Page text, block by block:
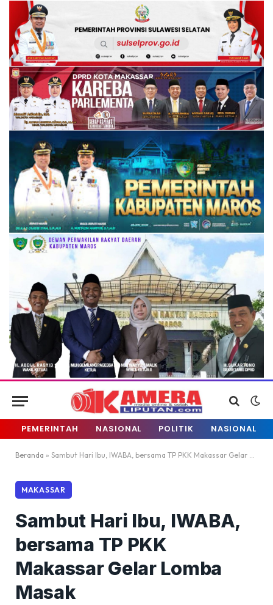
PEMERINTAH NASIONAL POLITIK NASIONAL
Beranda » Sambut Hari Ibu, IWABA, bersama TP PKK Makassar Gelar Lomba Masak
MAKASSAR
Sambut Hari Ibu, IWABA,
bersama TP PKK
Makassar Gelar Lomba
Masak